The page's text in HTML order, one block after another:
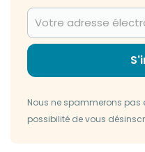
Nous ne spammerons pas
possibilité de vous